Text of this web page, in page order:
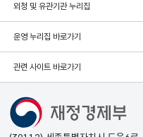
외청 및 유관기관 누리집
운영 누리집 바로가기
관련 사이트 바로가기